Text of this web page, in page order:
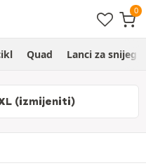
Quad Lanci za snijeg
XL (izmijeniti)